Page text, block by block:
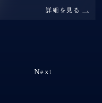
詳細を見る
Next